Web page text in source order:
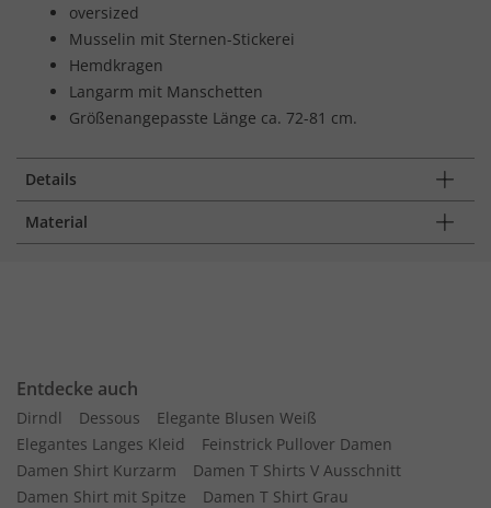
oversized
Musselin mit Sternen-Stickerei
Hemdkragen
Langarm mit Manschetten
Größenangepasste Länge ca. 72-81 cm.
Details
Material
Entdecke auch
Dirndl Dessous
Elegante Blusen Weiß
Elegantes Langes Kleid
Feinstrick Pullover Damen
Damen Shirt Kurzarm
Damen T Shirts V Ausschnitt
Damen Shirt mit Spitze
Damen T Shirt Grau